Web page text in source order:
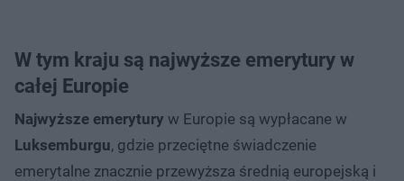
W tym kraju są najwyższe emerytury w
całej Europie
Najwyższe emerytury w Europie są wypłacane w
Luksemburgu, gdzie przeciętne świadczenie
emerytalne znacznie przewyższa średnią europejską i